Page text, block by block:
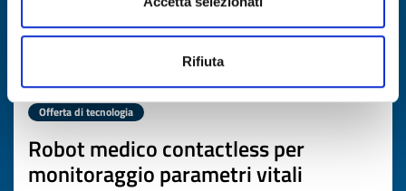
Rifiuta
Offerta di tecnologia
Robot medico contactless per
monitoraggio parametri vitali